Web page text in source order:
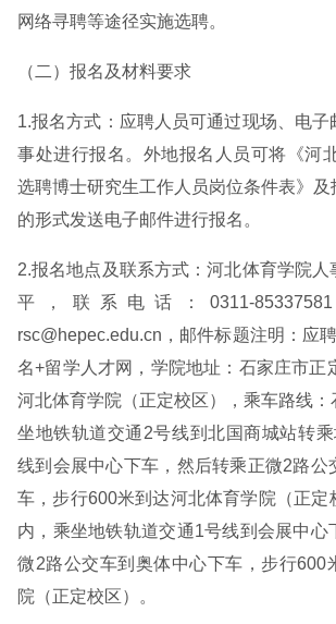
网络寻聘等途径实施选聘。
（二）报名及材料要求
1.报名方式：应聘人员可通过现场、电子
事处进行报名。外地报名人员可将《河
选聘博士研究生工作人员岗位条件表》及
的形式发送电子邮件进行报名。
2.报名地点及联系方式：河北体育学院人
平，联系电话：0311-
rsc@hepec.edu.cn，邮件标题注明：应
名+留学人才网，学院地址：石家庄市正
河北体育学院（正定校区），乘车路线：
坐地铁轨道交通2号线到北国商城站转
线到会展中心下车，然后转乘正微2路公
车，步行600米到达河北体育学院（正定
内，乘坐地铁轨道交通1号线到会展中心
微2路公交车到奥体中心下车，步行600
院（正定校区）。